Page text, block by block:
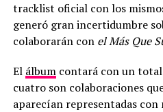
tracklist oficial con los
generó gran incertidumbre
colaborarán con el Más Que
El álbumcontará con un total
cuatro son colaboraciones
aparecían representadas con